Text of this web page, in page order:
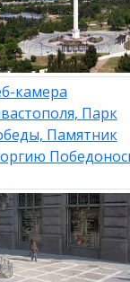
камера
Парк
Памятник